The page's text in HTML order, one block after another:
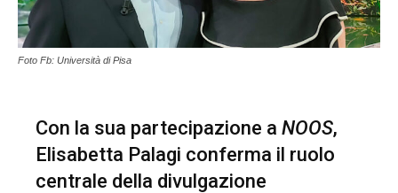
Foto Fb: Università di Pisa
Con la sua partecipazione a NOOS,
Elisabetta Palagi conferma il ruolo
centrale della divulgazione